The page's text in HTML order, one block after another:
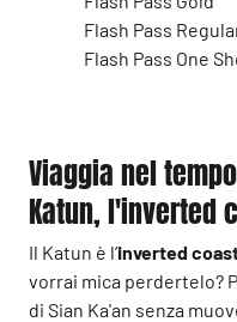
Flash Pass
Flash Pass One
Viaggia nel
Katun, l'inverted
Il Katun è l’inverted
vorrai mica perdertelo?
di Sian Ka'an senza